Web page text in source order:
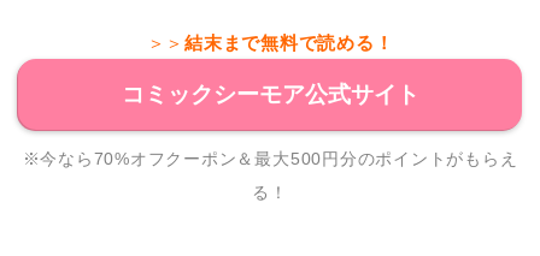
＞＞結末まで無料で読める！
コミックシーモア公式サイト
※今なら70%オフクーポン＆最大500円分のポイントがもらえ
る！